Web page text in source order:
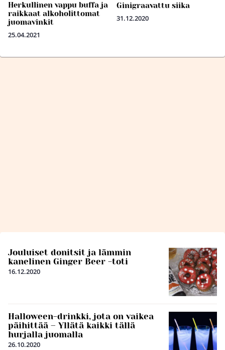
Herkullinen vappu buffa ja
raikkaat alkoholittomat
juomavinkit
25.04.2021
Ginigraavattu siika
31.12.2020
Jouluiset donitsit ja lämmin
kanelinen Ginger Beer -toti
16.12.2020
Halloween-drinkki, jota on vaikea
päihittää – Yllätä kaikki tällä
hurjalla juomalla
26.10.2020